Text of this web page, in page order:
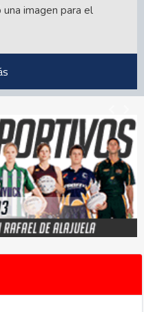
ganó la semifinal 2-1 y
Aquí parte...